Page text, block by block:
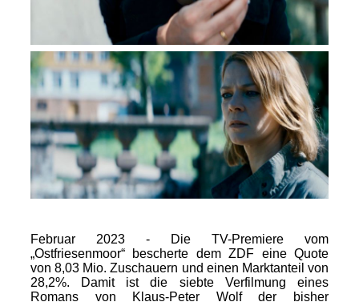
Februar 2023 - Die TV-Premiere vom
„Ostfriesenmoor“ bescherte dem ZDF eine Quote
von 8,03 Mio. Zuschauern und einen Marktanteil von
28,2%. Damit ist die siebte Verfilmung eines
Romans von Klaus-Peter Wolf der bisher